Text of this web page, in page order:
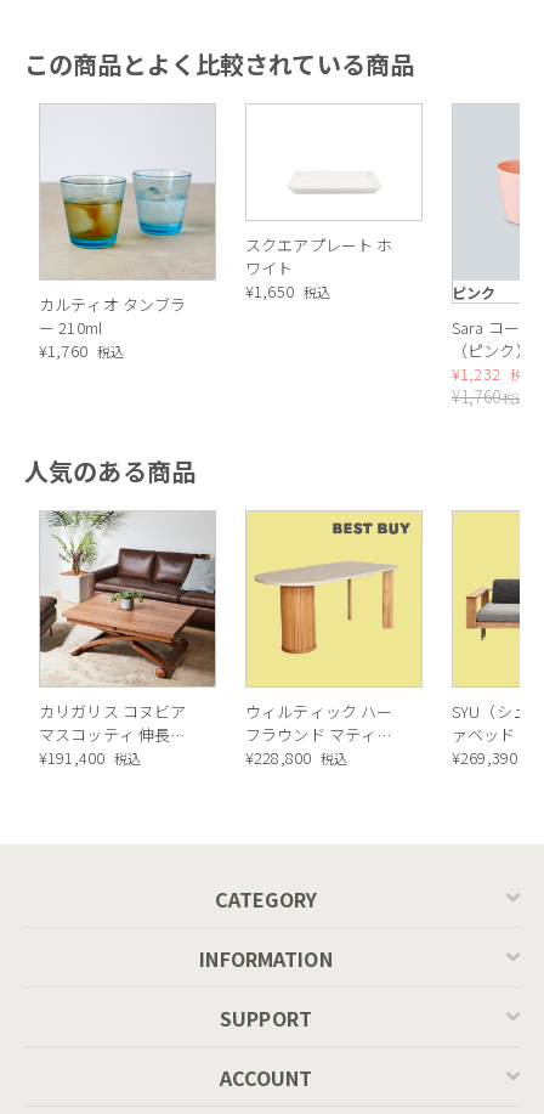
この商品とよく比較されている商品
カルティオ タンブラ
ー 210ml
¥1,760 税込
スクエアプレート ホ
ワイト
¥1,650 税込 ピンク
Sara コーヒ
（ピンク）
¥1,232 税込
¥1,760税込
人気のある商品
カリガリス コヌビア
マスコッティ 伸長・
昇降式テーブル ／
¥191,400 税込
ウィルティック ハー
フラウンド マティエ
ラ塗装 ダイニングテ
¥228,800 税込
SYU（シュ
ァベッド（
ル）190cm
¥269,390
CATEGORY
INFORMATION
SUPPORT
ACCOUNT